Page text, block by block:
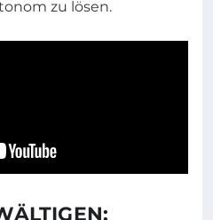
zu lösen.